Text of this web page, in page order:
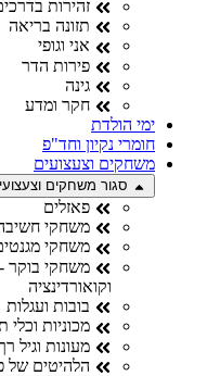
זהירות בדרכים
תזונה בריאה
אני וגופי
פירות הדר
גינה
חקר ומדע
ימי הולדת
חומרי נקיון וחד"פ
משחקים וצעצועים
סגור משחקים וצעצועים
פאזלים
משחקי חשיבה/
משחקי מגנטים
משחקי בוקר -
וקואורדינציה
בובות ועגלות
מכוניות וכלי
מעונות וגיל רך
הלהיטים של